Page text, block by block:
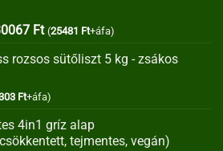
FtCurrent
is:
(25481 Ft+áfa)
rozsos sütőliszt 5 kg - zsákos
Ft+áfa)
4in1 gríz alap
tejmentes, vegán)